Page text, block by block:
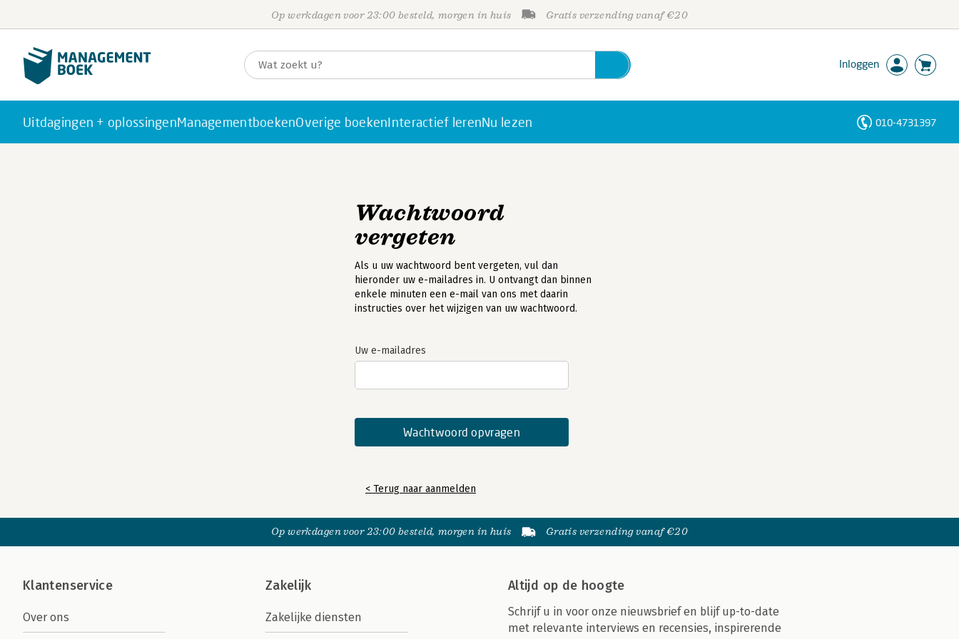
Op werkdagen voor 23:00 besteld, morgen in huis Gratis verzending vanaf €20
Inloggen
Uitdagingen + oplossingenManagementboekenOverige boekenInteractief lerenNu lezen 010-4731397
Wachtwoord
vergeten
Als u uw wachtwoord bent vergeten, vul dan
hieronder uw e-mailadres in. U ontvangt dan binnen
enkele minuten een e-mail van ons met daarin
instructies over het wijzigen van uw wachtwoord.
Uw e-mailadres
< Terug naar aanmelden
Op werkdagen voor 23:00 besteld, morgen in huis Gratis verzending vanaf €20
Klantenservice
Over ons
Zakelijk
Zakelijke diensten
Altijd op de hoogte
Schrijf u in voor onze nieuwsbrief en blijf up-to-date
met relevante interviews en recensies, inspirerende
Personen